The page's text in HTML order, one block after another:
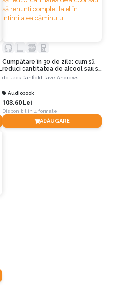
Cumpătare în 30 de zile: cum să
reduci cantitatea de alcool sau să
renunți complet la el în
de Jack Canfield, Dave Andrews
Audiobook
103,60 Lei
Disponibil în 4 formate
ADĂUGARE